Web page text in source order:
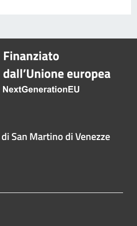
San Martino di Venezze